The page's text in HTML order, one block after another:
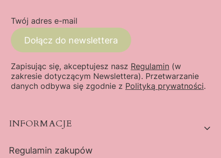
Twój adres e-mail
Dołącz do newslettera
Zapisując się, akceptujesz nasz Regulamin (w
zakresie dotyczącym Newslettera). Przetwarzanie
danych odbywa się zgodnie z Polityką prywatności.
Linki w stopce
INFORMACJE
Regulamin zakupów